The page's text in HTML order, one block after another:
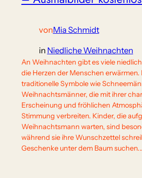
vonMia Schmidt
in Niedliche Weihnachten
An Weihnachten gibt es viele
die Herzen der Menschen erwärmen.
traditionelle Symbole wie
Weihnachtsmänner, die mit ihrer
Erscheinung und fröhlichen
Stimmung verbreiten. Kinder, die
Weihnachtsmann warten, sind
während sie ihre Wunschzettel
Geschenke unter dem Baum